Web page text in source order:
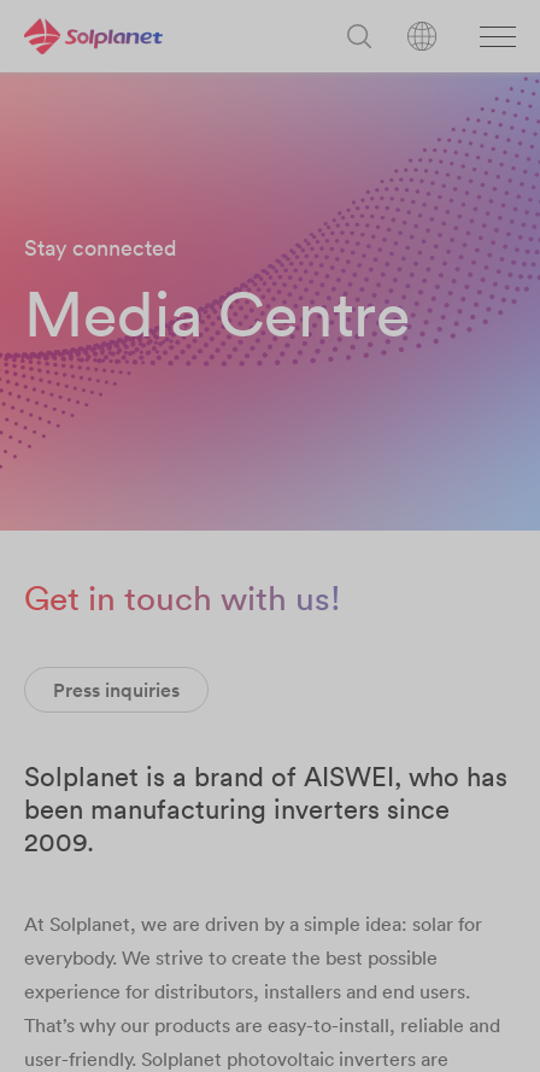
Stay connected
Media Centre
Get in touch with us!
Press inquiries
Solplanet is a brand of AISWEI, who has
been manufacturing inverters since
2009.
At Solplanet, we are driven by a simple idea: solar for
everybody. We strive to create the best possible
experience for distributors, installers and end users.
That’s why our products are easy-to-install, reliable and
user-friendly. Solplanet photovoltaic inverters are